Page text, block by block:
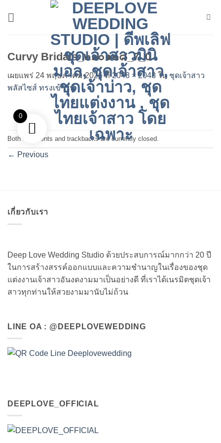
Curvy Bridals_๒๑๐๑๒๘_7_0
เผยแพร่ 24 พฤษภาคม 2026ที่2048 × 2048 ใน ชุดเจ้าสาว
พลัสไซส์ ทรงเข้ารูป
Both comments and trackbacks are currently closed.
← Previous
เกี่ยวกับเรา
Deep Love Wedding Studio ด้วยประสบการณ์มากกว่า 20 ปี
ในการสร้างสรรค์ออกแบบและความชำนาญในเรื่องของชุด
แต่งงานเจ้าสาวอันงดงามมาเป็นอย่างดี ที่เราได้เนรมิตชุดเจ้า
สาวทุกท่านให้สวยงามมานับไม่ถ้วน
LINE OA : @DEEPLOVEWEDDING
DEEPLOVE_OFFICIAL
0